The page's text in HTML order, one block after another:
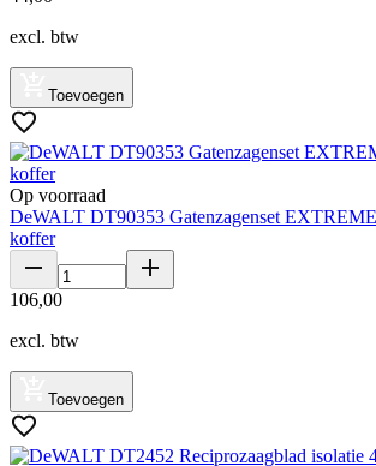
excl. btw
Toevoegen
Op voorraad
DeWALT DT90353 Gatenzagenset
koffer
106,00
excl. btw
Toevoegen